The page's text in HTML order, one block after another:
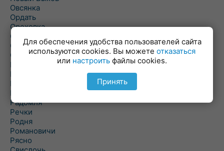
Овсянка
Ордать
Ореховка
Осиновка
Осиповичи
Осово
Павловичи
Паршино
Петуховка
Пудовня
Радомля
Речки
Родня
Романовичи
Рясно
Для обеспечения удобства пользователей сайта
используются cookies. Вы можете отказаться
или настроить файлы cookies.
Принять